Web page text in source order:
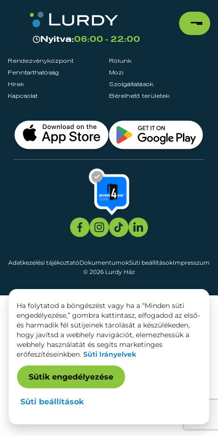
Nyitva:06:00 - 22:00
Rendezvényközpont
Rólunk
Fenntarthatóság
Mozi
Hírek
Szolgáltatások
Kapcsolat
Bérelhető területek
© 2026 Lurdy Ház
Adatkezelési tájékoztatóDokumentumokSüti beállításokImpresszum
Ha folytatod a böngészést vagy ha a “Minden süti
engedélyezése,” gombra kattintasz, elfogadod az első-
és harmadik fél sütijeinek tárolását a készülékeden,
hogy javítsd a webhely navigációt, elemezhessük a
webhely használatát és segíts marketinges
erőfeszítéseinkben. Süti Irányelvek
Sütik engedélyezése
Süti beállítások